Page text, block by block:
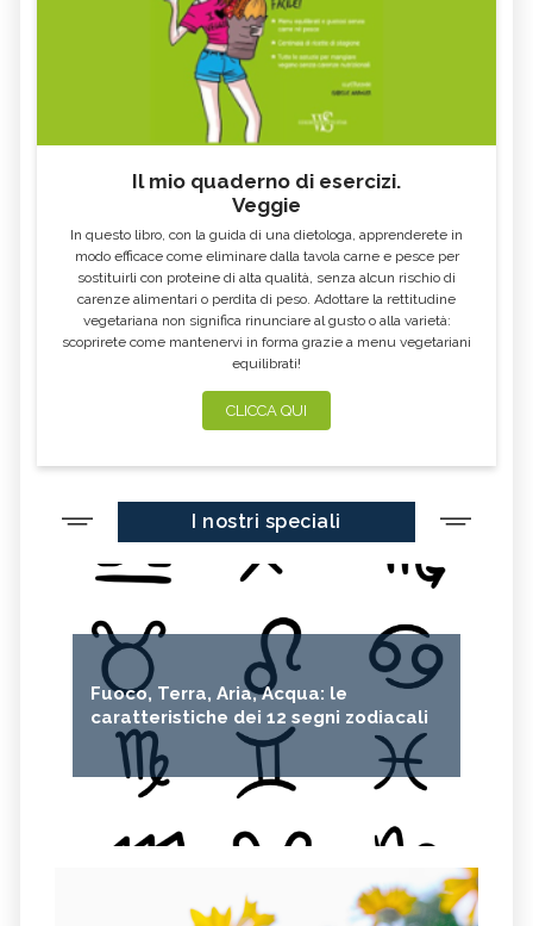
STITICHEZZA E OMEOPATIA
ALITOSI, I RIMEDI NATURALI
OMEOPATICI
Il mio quaderno di esercizi.
Veggie
In questo libro, con la guida di una dietologa, apprenderete in
modo efficace come eliminare dalla tavola carne e pesce per
sostituirli con proteine di alta qualità, senza alcun rischio di
carenze alimentari o perdita di peso. Adottare la rettitudine
vegetariana non significa rinunciare al gusto o alla varietà:
scoprirete come mantenervi in forma grazie a menu vegetariani
equilibrati!
CLICCA QUI
I nostri speciali
Fuoco, Terra, Aria, Acqua: le
caratteristiche dei 12 segni zodiacali